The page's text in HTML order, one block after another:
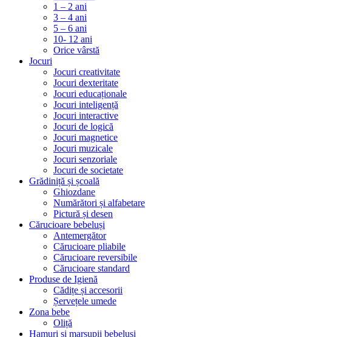
1 – 2 ani
3 – 4 ani
5 – 6 ani
10- 12 ani
Orice vârstă
Jocuri
Jocuri creativitate
Jocuri dexteritate
Jocuri educaționale
Jocuri inteligență
Jocuri interactive
Jocuri de logică
Jocuri magnetice
Jocuri muzicale
Jocuri senzoriale
Jocuri de societate
Grădiniță și școală
Ghiozdane
Numărători și alfabetare
Pictură și desen
Cărucioare bebeluși
Antemergător
Cărucioare pliabile
Cărucioare reversibile
Cărucioare standard
Produse de Igienă
Cădițe și accesorii
Șervețele umede
Zona bebe
Oliță
Hamuri și marsupii bebeluși